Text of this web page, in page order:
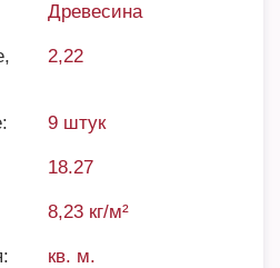
Древесина
2,22
9 штук
18.27
8,23 кг/м²
кв. м.